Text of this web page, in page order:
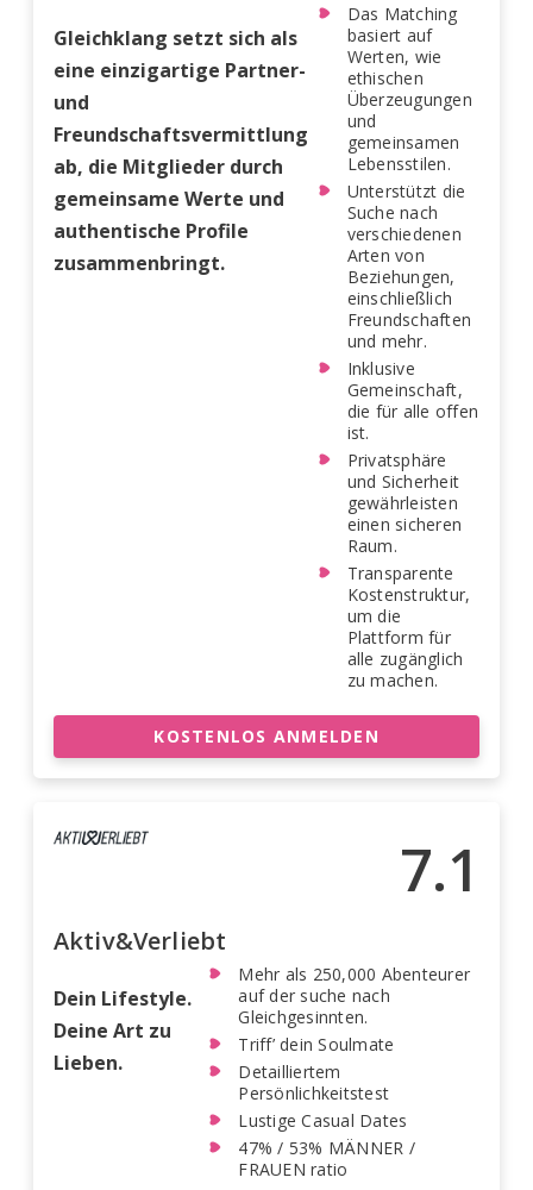
Gleichklang setzt sich als
eine einzigartige Partner-
und
Freundschaftsvermittlung
ab, die Mitglieder durch
gemeinsame Werte und
authentische Profile
zusammenbringt.
Das Matching
basiert auf
Werten, wie
ethischen
Überzeugungen
und
gemeinsamen
Lebensstilen.
Unterstützt die
Suche nach
verschiedenen
Arten von
Beziehungen,
einschließlich
Freundschaften
und mehr.
Inklusive
Gemeinschaft,
die für alle offen
ist.
Privatsphäre
und Sicherheit
gewährleisten
einen sicheren
Raum.
Transparente
Kostenstruktur,
um die
Plattform für
alle zugänglich
zu machen.
KOSTENLOS ANMELDEN
7.1
Aktiv&Verliebt
Dein Lifestyle.
Deine Art zu
Lieben.
Mehr als 250,000 Abenteurer
auf der suche nach
Gleichgesinnten.
Triff’ dein Soulmate
Detailliertem
Persönlichkeitstest
Lustige Casual Dates
47% / 53% MÄNNER /
FRAUEN ratio